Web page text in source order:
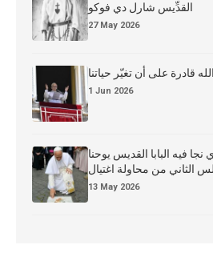
القدِّيس شارل دي فوكو
27 May 2026
الله قادرة على أن تغيّر حياتنا
1 Jun 2026
نجا فيه البابا القديس يوحنا
الثاني من محاولة اغتيال
13 May 2026